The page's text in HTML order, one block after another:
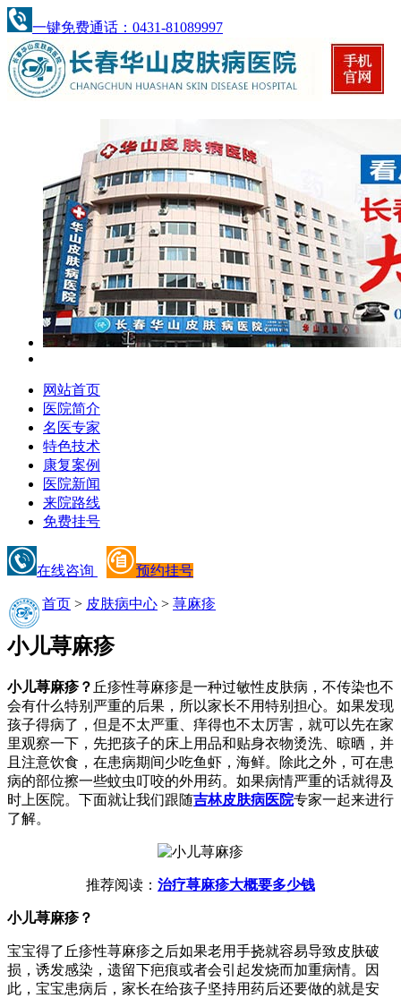
一键免费通话：0431-81089997
网站首页
医院简介
名医专家
特色技术
康复案例
医院新闻
来院路线
免费挂号
在线咨询 预约挂号
首页 > 皮肤病中心 > 荨麻疹
小儿荨麻疹
小儿荨麻疹？ 丘疹性荨麻疹是一种过敏性皮肤病，不传染也不
会有什么特别严重的后果，所以家长不用特别担心。如果发现
孩子得病了，但是不太严重、痒得也不太厉害，就可以先在家
里观察一下，先把孩子的床上用品和贴身衣物烫洗、晾晒，并
且注意饮食，在患病期间少吃鱼虾，海鲜。除此之外，可在患
病的部位擦一些蚊虫叮咬的外用药。如果病情严重的话就得及
时上医院。下面就让我们跟随吉林皮肤病医院专家一起来进行
了解。
推荐阅读： 治疗荨麻疹大概要多少钱
小儿荨麻疹？
宝宝得了丘疹性荨麻疹之后如果老用手挠就容易导致皮肤破
损，诱发感染，遗留下疤痕或者会引起发烧而加重病情。因
此，宝宝患病后，家长在给孩子坚持用药后还要做的就是安